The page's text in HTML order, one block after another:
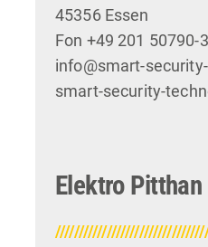
45356 Essen
Fon +49 201 50790-
info@smart-
smart-security-
Elektro Pitthan